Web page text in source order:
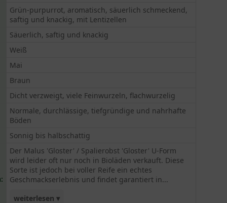
Grün-purpurrot, aromatisch, säuerlich schmeckend,
saftig und knackig, mit Lentizellen
Säuerlich, saftig und knackig
Weiß
Mai
Braun
Dicht verzweigt, viele Feinwurzeln, flachwurzelig
Normale, durchlässige, tiefgründige und nahrhafte
Böden
Sonnig bis halbschattig
Der Malus 'Gloster' / Spalierobst 'Gloster' U-Form
wird leider oft nur noch in Bioläden verkauft. Diese
Sorte ist jedoch bei voller Reife ein echtes
Geschmackserlebnis und findet garantiert in...
weiterlesen ▾